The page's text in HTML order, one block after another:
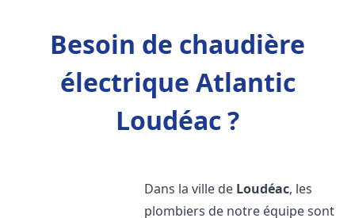
Besoin de chaudière
électrique Atlantic
Loudéac ?
Dans la ville de Loudéac, les
plombiers de notre équipe sont